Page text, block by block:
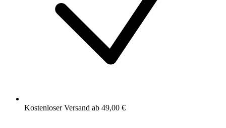
Kostenloser Versand ab 49,00 €